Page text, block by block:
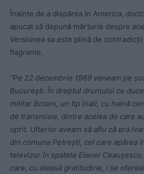
Înainte de a dispărea în America,
apucat să depună mărturie despre
Versiunea sa este plină de
flagrante.
“Pe 22 decembrie 1989 veneam pe
Bucureşti. În dreptul drumului ce
militar Boteni, un tip înalt, cu haină
de transmisie, dintre acelea de care
oprit. Ulterior aveam să aflu că era
din comuna Petreşti, cel care apărea
televizor în spatele Elenei
care, cu aleasă gratitudine, i se